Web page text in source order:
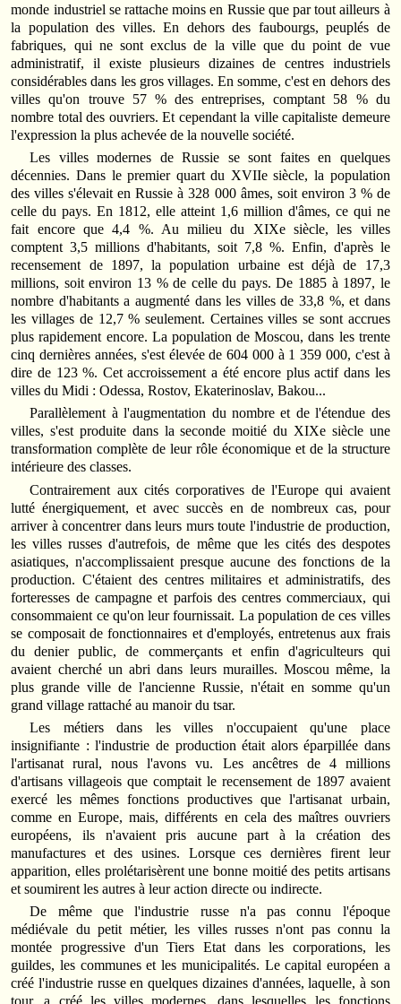
monde industriel se rattache moins en Russie que par tout ailleurs à
la population des villes. En dehors des faubourgs, peuplés de
fabriques, qui ne sont exclus de la ville que du point de vue
administratif, il existe plusieurs dizaines de centres industriels
considérables dans les gros villages. En somme, c'est en dehors des
villes qu'on trouve 57 % des entreprises, comptant 58 % du
nombre total des ouvriers. Et cependant la ville capitaliste demeure
l'expression la plus achevée de la nouvelle société.
Les villes modernes de Russie se sont faites en quelques
décennies. Dans le premier quart du XVIIe siècle, la population
des villes s'élevait en Russie à 328 000 âmes, soit environ 3 % de
celle du pays. En 1812, elle atteint 1,6 million d'âmes, ce qui ne
fait encore que 4,4 %. Au milieu du XIXe siècle, les villes
comptent 3,5 millions d'habitants, soit 7,8 %. Enfin, d'après le
recensement de 1897, la population urbaine est déjà de 17,3
millions, soit environ 13 % de celle du pays. De 1885 à 1897, le
nombre d'habitants a augmenté dans les villes de 33,8 %, et dans
les villages de 12,7 % seulement. Certaines villes se sont accrues
plus rapidement encore. La population de Moscou, dans les trente
cinq dernières années, s'est élevée de 604 000 à 1 359 000, c'est à
dire de 123 %. Cet accroissement a été encore plus actif dans les
villes du Midi : Odessa, Rostov, Ekaterinoslav, Bakou...
Parallèlement à l'augmentation du nombre et de l'étendue des
villes, s'est produite dans la seconde moitié du XIXe siècle une
transformation complète de leur rôle économique et de la structure
intérieure des classes.
Contrairement aux cités corporatives de l'Europe qui avaient
lutté énergiquement, et avec succès en de nombreux cas, pour
arriver à concentrer dans leurs murs toute l'industrie de production,
les villes russes d'autrefois, de même que les cités des despotes
asiatiques, n'accomplissaient presque aucune des fonctions de la
production. C'étaient des centres militaires et administratifs, des
forteresses de campagne et parfois des centres commerciaux, qui
consommaient ce qu'on leur fournissait. La population de ces villes
se composait de fonctionnaires et d'employés, entretenus aux frais
du denier public, de commerçants et enfin d'agriculteurs qui
avaient cherché un abri dans leurs murailles. Moscou même, la
plus grande ville de l'ancienne Russie, n'était en somme qu'un
grand village rattaché au manoir du tsar.
Les métiers dans les villes n'occupaient qu'une place
insignifiante : l'industrie de production était alors éparpillée dans
l'artisanat rural, nous l'avons vu. Les ancêtres de 4 millions
d'artisans villageois que comptait le recensement de 1897 avaient
exercé les mêmes fonctions productives que l'artisanat urbain,
comme en Europe, mais, différents en cela des maîtres ouvriers
européens, ils n'avaient pris aucune part à la création des
manufactures et des usines. Lorsque ces dernières firent leur
apparition, elles prolétarisèrent une bonne moitié des petits artisans
et soumirent les autres à leur action directe ou indirecte.
De même que l'industrie russe n'a pas connu l'époque
médiévale du petit métier, les villes russes n'ont pas connu la
montée progressive d'un Tiers Etat dans les corporations, les
guildes, les communes et les municipalités. Le capital européen a
créé l'industrie russe en quelques dizaines d'années, laquelle, à son